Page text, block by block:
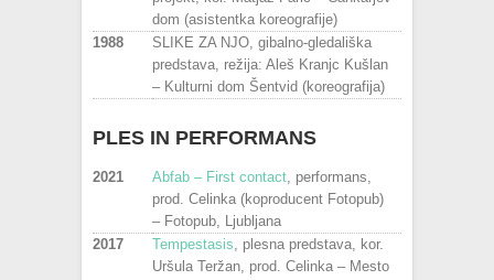
dom (asistentka koreografije)
1988
SLIKE ZA NJO, gibalno-gledališka
predstava, režija: Aleš Kranjc Kušlan
– Kulturni dom Šentvid (koreografija)
PLES IN PERFORMANS
2021 Abfab – First contact , performans,
prod. Celinka (koproducent Fotopub)
– Fotopub, Ljubljana
2017
Tempestasis , plesna predstava, kor.
Uršula Teržan, prod. Celinka – Mesto